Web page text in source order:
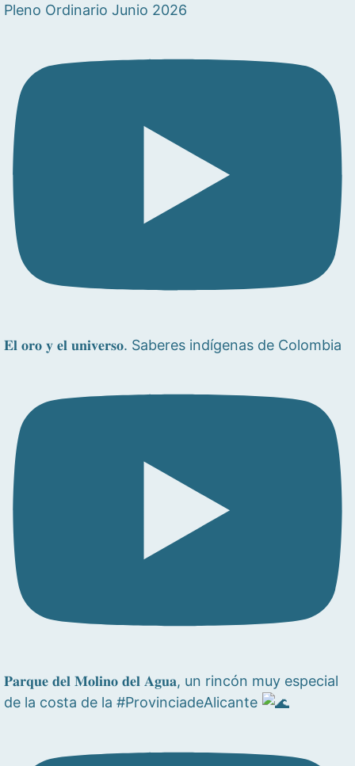
Pleno Ordinario Junio 2026
𝐄𝐥 𝐨𝐫𝐨 𝐲 𝐞𝐥 𝐮𝐧𝐢𝐯𝐞𝐫𝐬𝐨. Saberes indígenas de Colombia
𝐏𝐚𝐫𝐪𝐮𝐞 𝐝𝐞𝐥 𝐌𝐨𝐥𝐢𝐧𝐨 𝐝𝐞𝐥 𝐀𝐠𝐮𝐚, un rincón muy especial
de la costa de la #ProvinciadeAlicante